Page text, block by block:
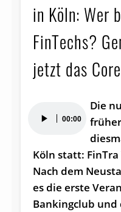
in Köln: Wer
FinTechs?
jetzt das
Player 00:00
Die
Köln statt: FinTra
Nach dem
es die erste
Bankingclub